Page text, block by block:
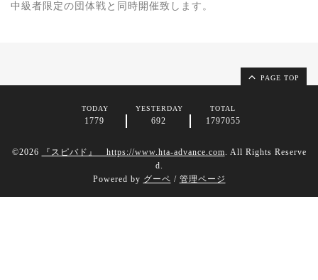
中級者限定の団体戦と同時開催致します。
PAGE TOP
TODAY
1779
YESTERDAY
692
TOTAL
1797055
©2026 『スピバド』 https://www.hta-advance.com. All Rights Reserve
d.
Powered by グーペ / 管理ページ